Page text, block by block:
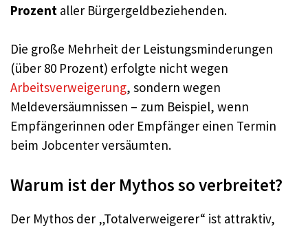
Prozent aller Bürgergeldbeziehenden.
Die große Mehrheit der Leistungsminderungen
(über 80 Prozent) erfolgte nicht wegen
Arbeitsverweigerung, sondern wegen
Meldeversäumnissen – zum Beispiel, wenn
Empfängerinnen oder Empfänger einen Termin
beim Jobcenter versäumten.
Warum ist der Mythos so verbreitet?
Der Mythos der „Totalverweigerer“ ist attraktiv,